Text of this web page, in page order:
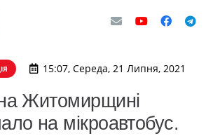
15:07, Середа, 21 Липня, 2021
Житомирщині
на мікроавтобус.